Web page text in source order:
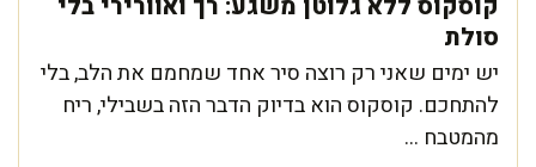
סולת
יש ימים שאני רק רוצה סיר אחד שמחמם את הלב, בלי
להתחכם. קוסקוס הוא בדיוק הדבר הזה בשבילי, ריח
מהמטבח ...